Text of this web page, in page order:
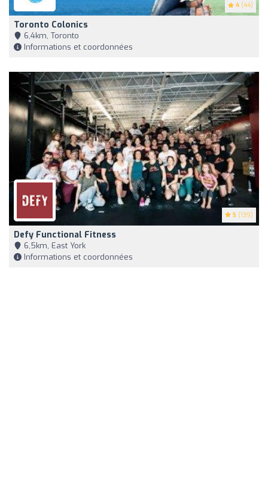
4 (44)
Toronto Colonics
6,4km, Toronto
Informations et coordonnées
5 (139)
Defy Functional Fitness
6,5km, East York
Informations et coordonnées